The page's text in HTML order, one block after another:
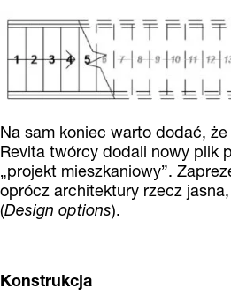
Na sam koniec warto dodać,
Revita twórcy dodali nowy plik
„projekt mieszkaniowy”.
oprócz architektury rzecz
(Design options).
Konstrukcja